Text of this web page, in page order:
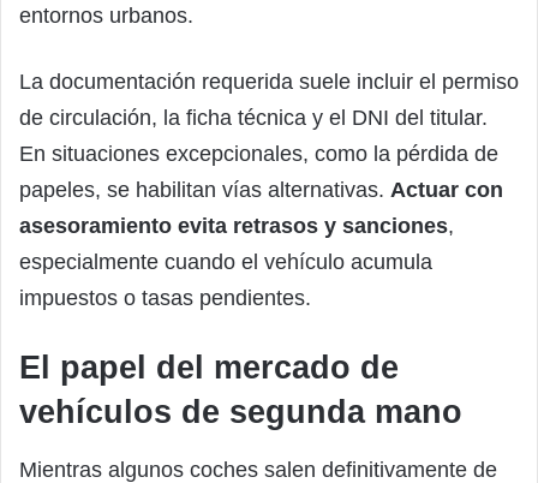
entornos urbanos.
La documentación requerida suele incluir el permiso
de circulación, la ficha técnica y el DNI del titular.
En situaciones excepcionales, como la pérdida de
papeles, se habilitan vías alternativas. Actuar con
asesoramiento evita retrasos y sanciones,
especialmente cuando el vehículo acumula
impuestos o tasas pendientes.
El papel del mercado de
vehículos de segunda mano
Mientras algunos coches salen definitivamente de